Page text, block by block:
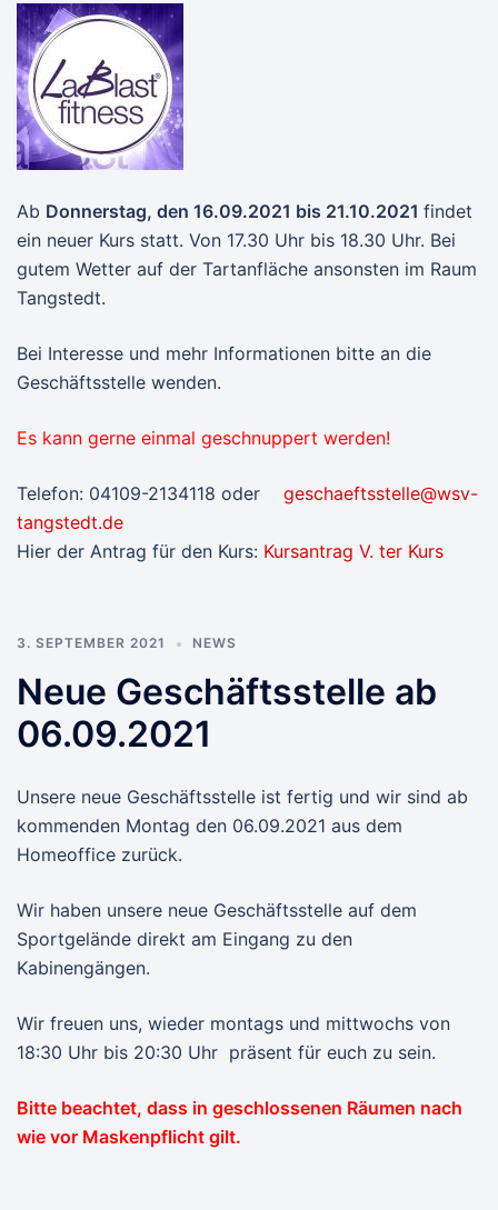
Ab Donnerstag, den 16.09.2021 bis 21.10.2021 findet
ein neuer Kurs statt. Von 17.30 Uhr bis 18.30 Uhr. Bei
gutem Wetter auf der Tartanfläche ansonsten im Raum
Tangstedt.
Bei Interesse und mehr Informationen bitte an die
Geschäftsstelle wenden.
Es kann gerne einmal geschnuppert werden!
Telefon: 04109-2134118 oder
geschaeftsstelle@wsv-
tangstedt.de
Hier der Antrag für den Kurs: Kursantrag V. ter Kurs
3. SEPTEMBER 2021 NEWS
Neue Geschäftsstelle ab
06.09.2021
Unsere neue Geschäftsstelle ist fertig und wir sind ab
kommenden Montag den 06.09.2021 aus dem
Homeoffice zurück.
Wir haben unsere neue Geschäftsstelle auf dem
Sportgelände direkt am Eingang zu den
Kabinengängen.
Wir freuen uns, wieder montags und mittwochs von
18:30 Uhr bis 20:30 Uhr präsent für euch zu sein.
Bitte beachtet, dass in geschlossenen Räumen nach
wie vor Maskenpflicht gilt.